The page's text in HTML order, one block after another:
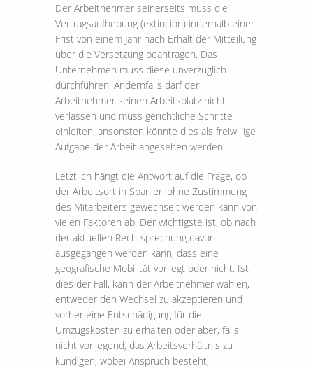
Der Arbeitnehmer seinerseits muss die
Vertragsaufhebung (extinción) innerhalb einer
Frist von einem Jahr nach Erhalt der Mitteilung
über die Versetzung beantragen. Das
Unternehmen muss diese unverzüglich
durchführen. Andernfalls darf der
Arbeitnehmer seinen Arbeitsplatz nicht
verlassen und muss gerichtliche Schritte
einleiten, ansonsten könnte dies als freiwillige
Aufgabe der Arbeit angesehen werden.
Letztlich hängt die Antwort auf die Frage, ob
der Arbeitsort in Spanien ohne Zustimmung
des Mitarbeiters gewechselt werden kann von
vielen Faktoren ab. Der wichtigste ist, ob nach
der aktuellen Rechtsprechung davon
ausgegangen werden kann, dass eine
geografische Mobilität vorliegt oder nicht. Ist
dies der Fall, kann der Arbeitnehmer wählen,
entweder den Wechsel zu akzeptieren und
vorher eine Entschädigung für die
Umzugskosten zu erhalten oder aber, falls
nicht vorliegend, das Arbeitsverhältnis zu
kündigen, wobei Anspruch besteht,